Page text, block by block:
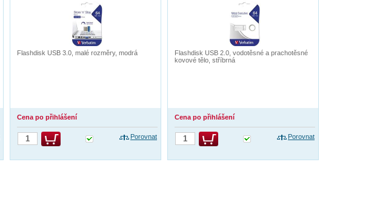
Flashdisk USB 3.0, malé rozměry, modrá
Cena po přihlášení
Porovnat
Flashdisk USB 2.0, vodotěsné a prachotěsné
kovové tělo, stříbrná
Cena po přihlášení
Porovnat